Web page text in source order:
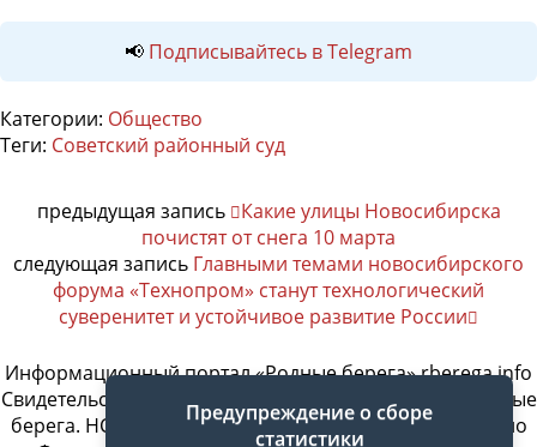
📢 Подписывайтесь в Telegram
Категории: Общество
Теги: Советский районный суд
предыдущая запись
Какие улицы Новосибирска
почистят от снега 10 марта
следующая запись Главными темами новосибирского
форума «Технопром» станут технологический
суверенитет и устойчивое развитие России
Информационный портал «Родные берега» rberega.info
Свидетельство о регистрации сетевого издания «Родные
берега. НСК»: Эл № ФС77-74717 от 11.01.2019 г., выдано
Предупреждение о сборе
статистики